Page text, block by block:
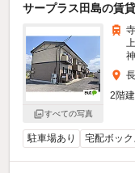
サープラス田島の賃
すべての写真
2階
駐車場あり 宅配ボック